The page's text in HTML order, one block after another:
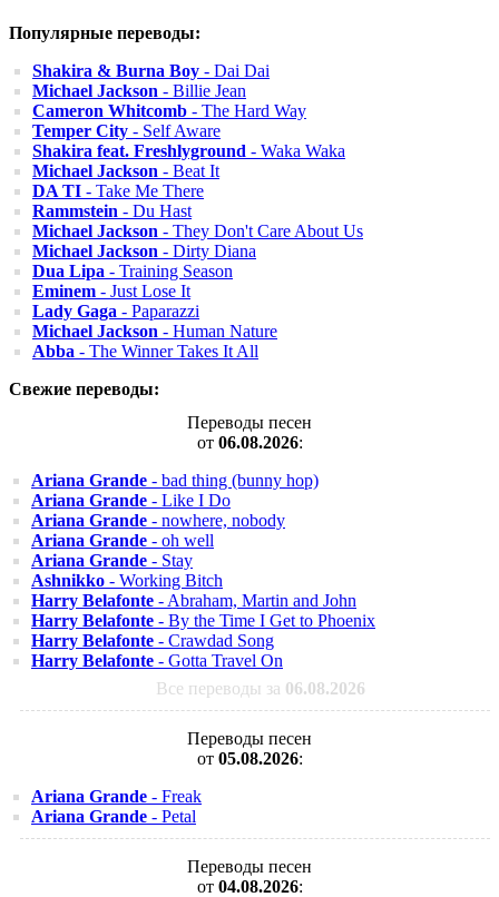
Популярные переводы:
Shakira & Burna Boy - Dai Dai
Michael Jackson - Billie Jean
Cameron Whitcomb - The Hard Way
Temper City - Self Aware
Shakira feat. Freshlyground - Waka Waka
Michael Jackson - Beat It
DA TI - Take Me There
Rammstein - Du Hast
Michael Jackson - They Don't Care About Us
Michael Jackson - Dirty Diana
Dua Lipa - Training Season
Eminem - Just Lose It
Lady Gaga - Paparazzi
Michael Jackson - Human Nature
Abba - The Winner Takes It All
Свежие переводы:
Переводы песен
от 06.08.2026:
Ariana Grande - bad thing (bunny hop)
Ariana Grande - Like I Do
Ariana Grande - nowhere, nobody
Ariana Grande - oh well
Ariana Grande - Stay
Ashnikko - Working Bitch
Harry Belafonte - Abraham, Martin and John
Harry Belafonte - By the Time I Get to Phoenix
Harry Belafonte - Crawdad Song
Harry Belafonte - Gotta Travel On
Все переводы за 06.08.2026
Переводы песен
от 05.08.2026:
Ariana Grande - Freak
Ariana Grande - Petal
Переводы песен
от 04.08.2026: